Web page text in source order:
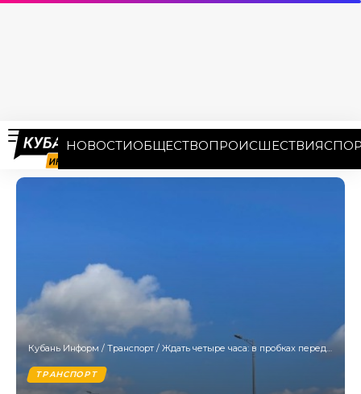
НОВОСТИОБЩЕСТВОПРОИСШЕСТВИЯ
Кубань Информ / Транспорт / Ждать четыре часа: в пробках перед Крымским мостом застряли более двух тысяч машин
ТРАНСПОРТ